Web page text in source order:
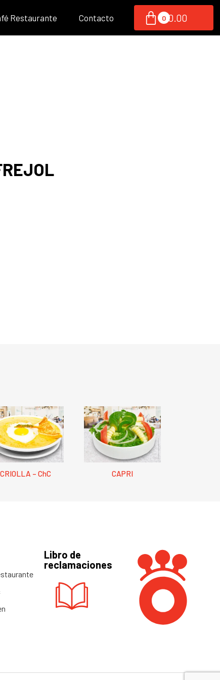
Restaurante Contacto S/0.00
CRIOLLA – ChC CAPRI
Libro de
reclamaciones